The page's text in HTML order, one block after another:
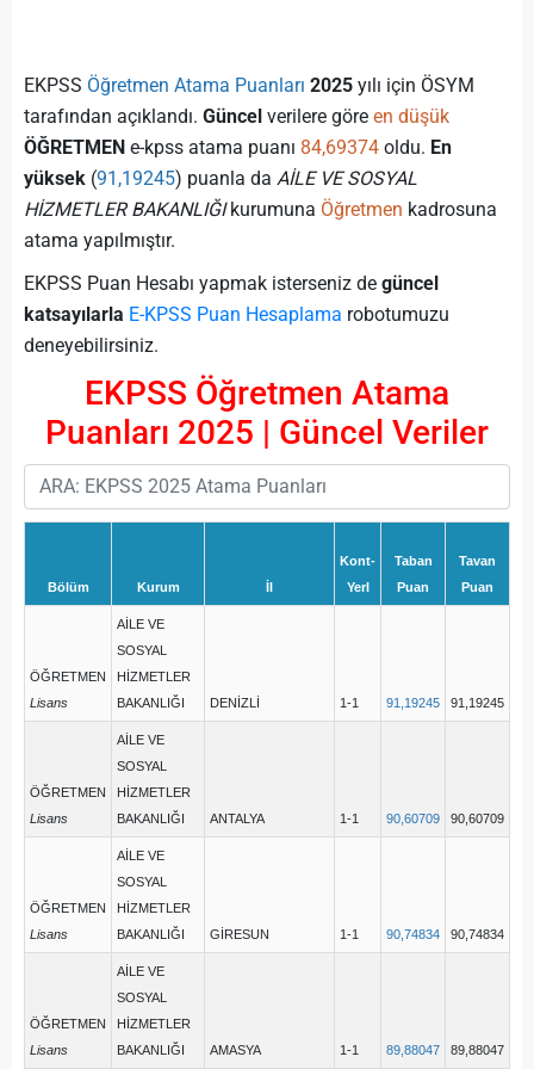
EKPSS Öğretmen Atama Puanları 2025 yılı için ÖSYM
tarafından açıklandı. Güncel verilere göre en düşük
ÖĞRETMEN e-kpss atama puanı 84,69374 oldu. En
yüksek (91,19245) puanla da AİLE VE SOSYAL
HİZMETLER BAKANLIĞIkurumuna Öğretmen kadrosuna
atama yapılmıştır.
EKPSS Puan Hesabı yapmak isterseniz de güncel
katsayılarla E-KPSS Puan Hesaplama robotumuzu
deneyebilirsiniz.
EKPSS Öğretmen Atama
Puanları 2025 | Güncel Veriler
Bölüm Kurum İl
Kont-
Yerl
Taban
Puan
Tavan
Puan
ÖĞRETMEN
Lisans
AİLE VE
SOSYAL
HİZMETLER
BAKANLIĞI
DENİZLİ 1-1 91,19245 91,19245
ÖĞRETMEN
Lisans
AİLE VE
SOSYAL
HİZMETLER
BAKANLIĞI
ANTALYA 1-1 90,60709 90,60709
ÖĞRETMEN
Lisans
AİLE VE
SOSYAL
HİZMETLER
BAKANLIĞI
GİRESUN 1-1 90,74834 90,74834
ÖĞRETMEN
Lisans
AİLE VE
SOSYAL
HİZMETLER
BAKANLIĞI
AMASYA 1-1 89,88047 89,88047